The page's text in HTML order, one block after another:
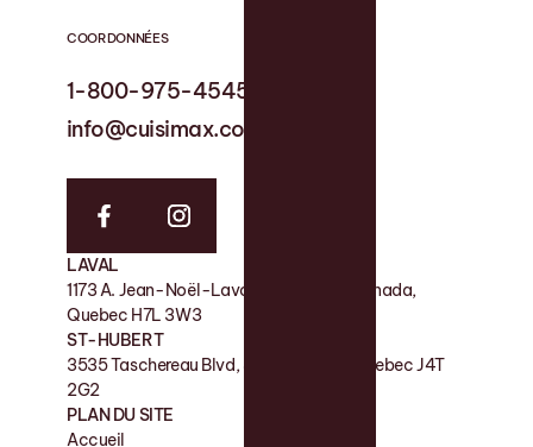
COORDONNÉES
1-800-975-4545
info@cuisimax.com
LAVAL
1173 A. Jean-Noël-Lavoie Laval, QC, Canada,
Quebec H7L 3W3
ST-HUBERT
3535 Taschereau Blvd, Saint-Hubert, Quebec J4T
2G2
1-819 758-1594
info@cuisinesmrs.com
USINE
11 Rue de la Nicolet, Victoriaville QC G6P 7H2
SALLE DE MONTRE
180 Boul des Bois-Francs S, Victoriaville QC G6P
4S7
PLAN DU SITE
Accueil